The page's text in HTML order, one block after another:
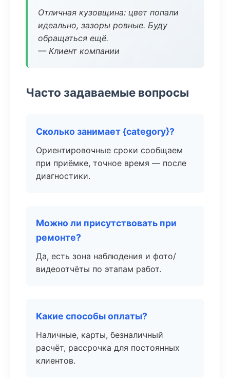
Отличная кузовщина: цвет попали
идеально, зазоры ровные. Буду
обращаться ещё.
— Клиент компании
Часто задаваемые вопросы
Сколько занимает {category}?
Ориентировочные сроки сообщаем
при приёмке, точное время — после
диагностики.
Можно ли присутствовать при
ремонте?
Да, есть зона наблюдения и фото/
видеоотчёты по этапам работ.
Какие способы оплаты?
Наличные, карты, безналичный
расчёт, рассрочка для постоянных
клиентов.